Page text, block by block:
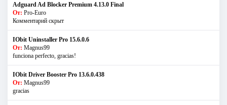
Adguard Ad Blocker Premium 4.13.0 Final
От: Pro-Euro
Комментарий скрыт
IObit Uninstaller Pro 15.6.0.6
От: Magnus99
funciona perfecto, gracias!
IObit Driver Booster Pro 13.6.0.438
От: Magnus99
gracias